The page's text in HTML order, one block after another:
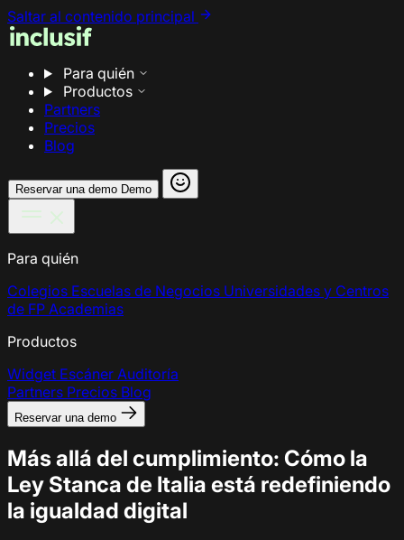
Saltar al contenido principal
Para quién
Productos
Partners
Precios
Blog
Reservar una demo Demo
Para quién
Colegios Escuelas de Negocios Universidades y Centros
de FP Academias
Productos
Widget Escáner Auditoría
Partners Precios Blog
Reservar una demo
Más allá del cumplimiento: Cómo la
Ley Stanca de Italia está redefiniendo
la igualdad digital